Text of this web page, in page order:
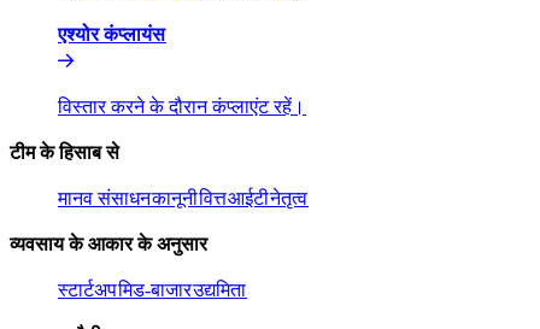
एश्योर कंप्लायंस​​
विस्तार करने के दौरान कंप्लाएंट रहें।​​
टीम के हिसाब से​​
मानव संसाधन​​कानूनी​​वित्त​​आईटी​​नेतृत्व​​
व्यवसाय के आकार के अनुसार​​
स्टार्टअप​​मिड-बाजार​​उद्यमिता​​